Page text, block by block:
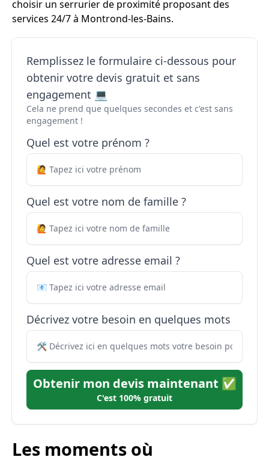
choisir un serrurier de proximité proposant des
services 24/7 à Montrond-les-Bains.
Remplissez le formulaire ci-dessous pour
obtenir votre devis gratuit et sans
engagement 💻
Cela ne prend que quelques secondes et c'est sans
engagement !
Quel est votre prénom ?
Quel est votre nom de famille ?
Quel est votre adresse email ?
Décrivez votre besoin en quelques mots
Obtenir mon devis maintenant ✅
C'est 100% gratuit
Les moments où